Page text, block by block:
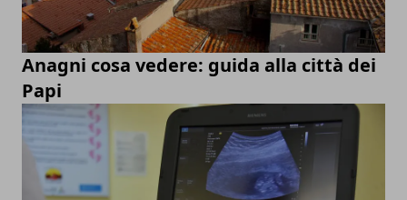
Anagni cosa vedere: guida alla città dei
Papi